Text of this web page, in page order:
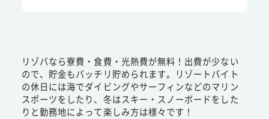
リゾバなら寮費・食費・光熱費が無料！出費が少ない
ので、貯金もバッチリ貯められます。リゾートバイト
の休日には海でダイビングやサーフィンなどのマリン
スポーツをしたり、冬はスキー・スノーボードをした
りと勤務地によって楽しみ方は様々です！